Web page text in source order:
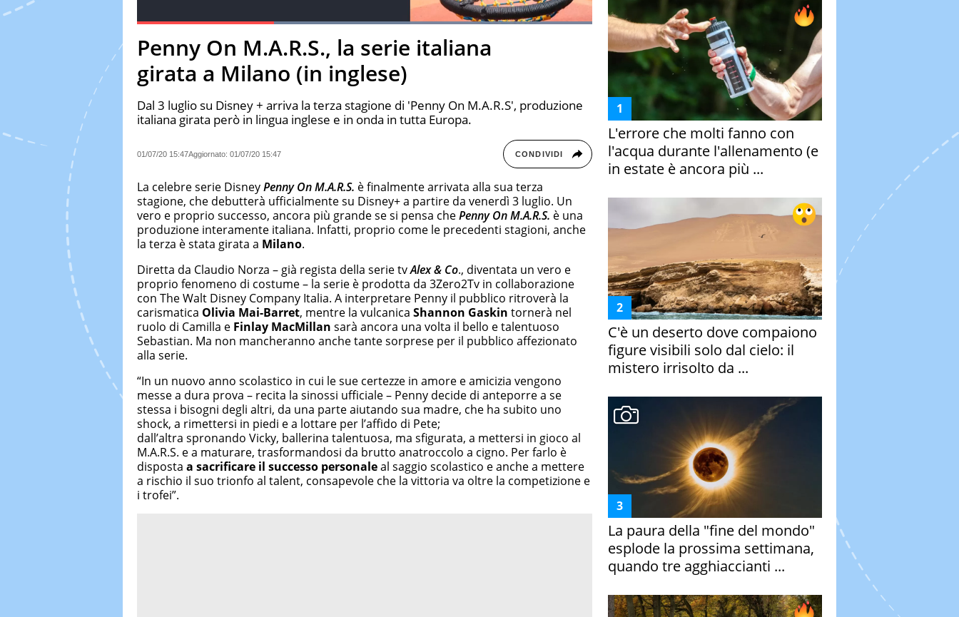
PauseUnmute
Loaded:100.00%
Fullscreen
Penny On M.A.R.S., la serie italiana
girata a Milano (in inglese)
Dal 3 luglio su Disney + arriva la terza stagione di 'Penny On M.A.R.S', produzione
italiana girata però in lingua inglese e in onda in tutta Europa.
01/07/20 15:47Aggiornato: 01/07/20 15:47 CONDIVIDI
La celebre serie DisneyPenny On M.A.R.S. è finalmente arrivata alla sua terza
stagione, che debutterà ufficialmente su Disney+ a partire da venerdì 3 luglio. Un
vero e proprio successo, ancora più grande se si pensa chePenny On M.A.R.S. è una
produzione interamente italiana. Infatti, proprio come le precedenti stagioni, anche
la terza è stata girata a Milano.
Diretta da Claudio Norza – già regista della serie tvAlex & Co., diventata un vero e
proprio fenomeno di costume – la serie è prodotta da 3Zero2Tv in collaborazione
con The Walt Disney Company Italia. A interpretare Penny il pubblico ritroverà la
carismatica Olivia Mai-Barret, mentre la vulcanica Shannon Gaskin tornerà nel
ruolo di Camilla e Finlay MacMillan sarà ancora una volta il bello e talentuoso
Sebastian. Ma non mancheranno anche tante sorprese per il pubblico affezionato
alla serie.
“In un nuovo anno scolastico in cui le sue certezze in amore e amicizia vengono
messe a dura prova – recita la sinossi ufficiale – Penny decide di anteporre a se
stessa i bisogni degli altri, da una parte aiutando sua madre, che ha subito uno
shock, a rimettersi in piedi e a lottare per l’affido di Pete;
dall’altra spronando Vicky, ballerina talentuosa, ma sfigurata, a mettersi in gioco al
M.A.R.S. e a maturare, trasformandosi da brutto anatroccolo a cigno. Per farlo è
disposta a sacrificare il successo personaleal saggio scolastico e anche a mettere
a rischio il suo trionfo al talent, consapevole che la vittoria va oltre la competizione e
i trofei”.
L'errore che molti fanno con
l'acqua durante l'allenamento (e
in estate è ancora più ...
C'è un deserto dove compaiono
figure visibili solo dal cielo: il
mistero irrisolto da ...
La paura della "fine del mondo"
esplode la prossima settimana,
quando tre agghiaccianti ...